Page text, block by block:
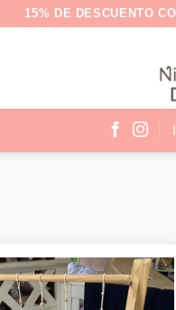
15% DE DESCUENTO